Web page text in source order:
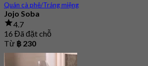
Quán cà phê/Tráng miệng
Jojo Soba
4.7
16 Đã đặt chỗ
Từ ฿ 230